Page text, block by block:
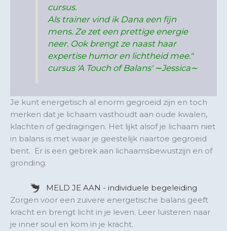
cursus.
Als trainer vind ik Dana een fijn
mens. Ze zet een prettige energie
neer. Ook brengt ze naast haar
expertise humor en lichtheid mee."
cursus 'A Touch of Balans' ∼Jessica∼
Je kunt energetisch al enorm gegroeid zijn en toch
merken dat je lichaam vasthoudt aan oude kwalen,
klachten of gedragingen. Het lijkt alsof je lichaam niet
in balans is met waar je geestelijk naartoe gegroeid
bent. Er is een gebrek aan lichaamsbewustzijn en of
gronding.
MELD JE AAN - individuele begeleiding
Zorgen voor een zuivere energetische balans geeft
kracht en brengt licht in je leven. Leer luisteren naar
je inner soul en kom in je kracht.